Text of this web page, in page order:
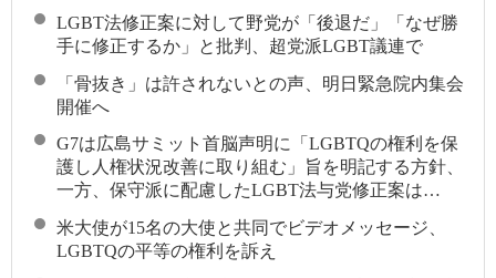
LGBT法修正案に対して野党が「後退だ」「なぜ勝
手に修正するか」と批判、超党派LGBT議連で
「骨抜き」は許されないとの声、明日緊急院内集会
開催へ
G7は広島サミット首脳声明に「LGBTQの権利を保
護し人権状況改善に取り組む」旨を明記する方針、
一方、保守派に配慮したLGBT法与党修正案は…
米大使が15名の大使と共同でビデオメッセージ、
LGBTQの平等の権利を訴え